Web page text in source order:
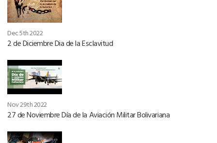
Dec 5th 2022
2 de Diciembre Dia de la Esclavitud
Nov 29th 2022
27 de Noviembre Día de la Aviación Militar Bolivariana